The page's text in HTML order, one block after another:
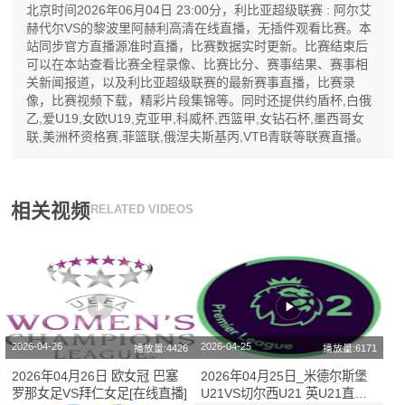
北京时间2026年06月04日 23:00分，利比亚超级联赛 : 阿尔艾
赫代尔VS的黎波里阿赫利高清在线直播，无插件观看比赛。本
站同步官方直播源准时直播，比赛数据实时更新。比赛结束后
可以在本站查看比赛全程录像、比赛比分、赛事结果、赛事相
关新闻报道，以及利比亚超级联赛的最新赛事直播，比赛录
像，比赛视频下载，精彩片段集锦等。同时还提供约盾杯,白俄
乙,爱U19,女欧U19,克亚甲,科威杯,西篮甲,女钻石杯,墨西哥女
联,美洲杯资格赛,菲篮联,俄涅夫斯基丙,VTB青联等联赛直播。
相关视频 RELATED VIDEOS
2026-04-26 播放量:4426
2026年04月26日 欧女冠 巴塞
罗那女足VS拜仁女足[在线直播]
2026-04-25 播放量:6171
2026年04月25日_米德尔斯堡
U21VS切尔西U21 英U21直播